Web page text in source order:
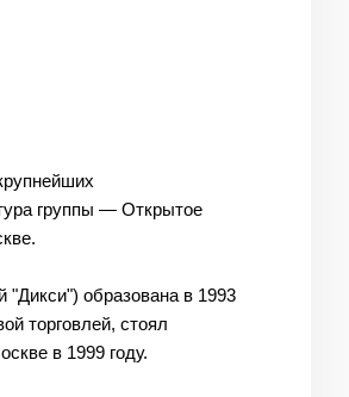
группы — Открытое
образована в 1993
торговлей, стоял
в 1999 году.